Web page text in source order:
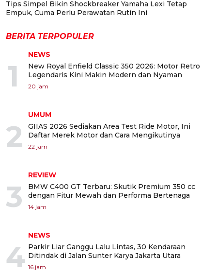
Tips Simpel Bikin Shockbreaker Yamaha Lexi Tetap
Empuk, Cuma Perlu Perawatan Rutin Ini
BERITA TERPOPULER
1
NEWS
New Royal Enfield Classic 350 2026: Motor Retro
Legendaris Kini Makin Modern dan Nyaman
20 jam
2
UMUM
GIIAS 2026 Sediakan Area Test Ride Motor, Ini
Daftar Merek Motor dan Cara Mengikutinya
22 jam
3
REVIEW
BMW C400 GT Terbaru: Skutik Premium 350 cc
dengan Fitur Mewah dan Performa Bertenaga
14 jam
4
NEWS
Parkir Liar Ganggu Lalu Lintas, 30 Kendaraan
Ditindak di Jalan Sunter Karya Jakarta Utara
16 jam